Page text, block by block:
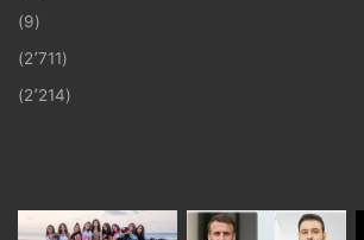
(9)
(2٬711)
(2٬214)